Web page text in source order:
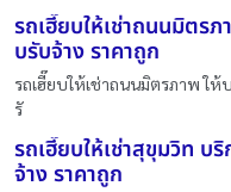
รถเฮี๊ยบให้เช่าถนนมิตร
บรับจ้าง ราคาถูก
รถเฮี๊ยบให้เช่าถนนมิตรภาพ ให้
รั
รถเฮี๊ยบให้เช่าสุขุมวิท บ
จ้าง ราคาถูก